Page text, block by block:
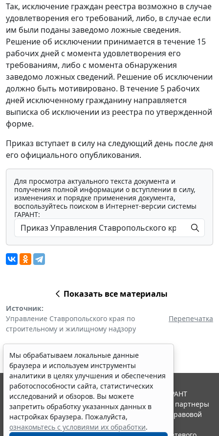
Так, исключение граждан реестра возможно в случае
удовлетворения его требований, либо, в случае если
им были поданы заведомо ложные сведения.
Решение об исключении принимается в течение 15
рабочих дней с момента удовлетворения его
требованиям, либо с момента обнаружения
заведомо ложных сведений. Решение об исключении
должно быть мотивировано. В течение 5 рабочих
дней исключенному гражданину направляется
выписка об исключении из реестра по утвержденной
форме.
Приказ вступает в силу на следующий день после дня
его официального опубликования.
Для просмотра актуального текста документа и
получения полной информации о вступлении в силу,
изменениях и порядке применения документа,
воспользуйтесь поиском в Интернет-версии системы
ГАРАНТ:
Показать все материалы
Источник:
Управление Ставропольского края по
строительному и жилищному надзору
Перепечатка
Мы обрабатываем локальные данные
браузера и используем инструменты
аналитики в целях улучшения и обеспечения
работоспособности сайта, статистических
исследований и обзоров. Вы можете
запретить обработку указанных данных в
настройках браузера. Пожалуйста,
ознакомьтесь с условиями их обработки.
© ООО "НПП "ГАРАНТ-СЕРВИС", 2026. Система ГАРАНТ
выпускается с 1990 года. Компания "Гарант" и ее партнеры
являются участниками Российской ассоциации правовой
информации ГАРАНТ.